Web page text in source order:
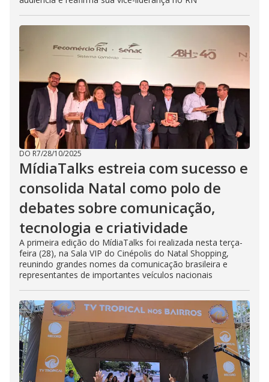
DO R7/28/10/2025
MídiaTalks estreia com sucesso e
consolida Natal como polo de
debates sobre comunicação,
tecnologia e criatividade
A primeira edição do MídiaTalks foi realizada nesta terça-
feira (28), na Sala VIP do Cinépolis do Natal Shopping,
reunindo grandes nomes da comunicação brasileira e
representantes de importantes veículos nacionais